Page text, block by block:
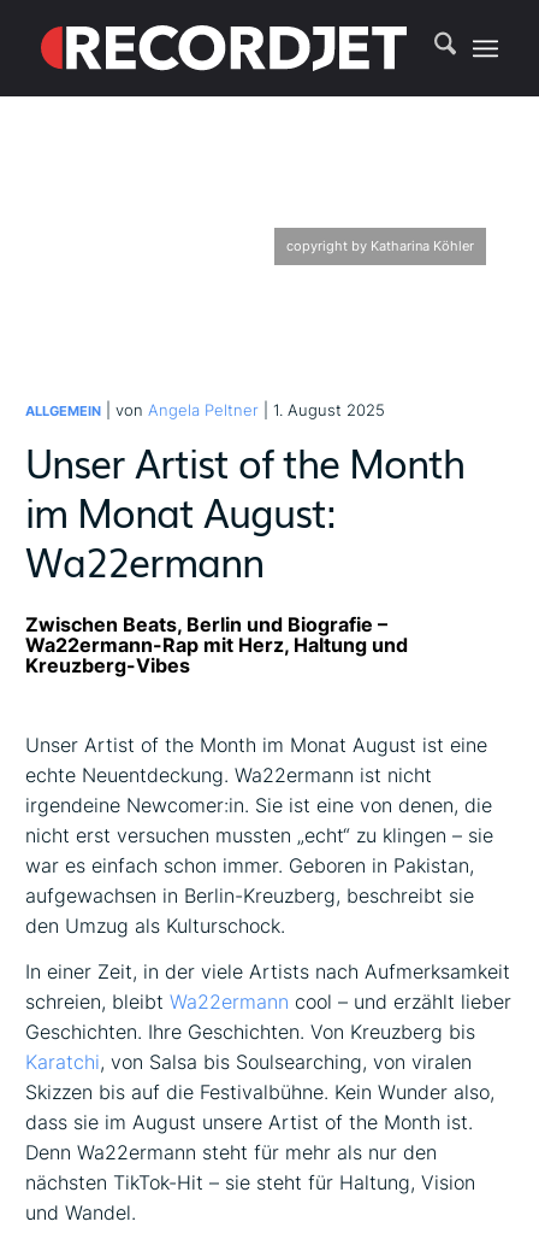
copyright by Katharina Köhler
ALLGEMEIN | von Angela Peltner | 1. August 2025
Unser Artist of the Month
im Monat August:
Wa22ermann
Zwischen Beats, Berlin und Biografie –
Wa22ermann-Rap mit Herz, Haltung und
Kreuzberg-Vibes
Unser Artist of the Month im Monat August ist eine
echte Neuentdeckung. Wa22ermann ist nicht
irgendeine Newcomer:in. Sie ist eine von denen, die
nicht erst versuchen mussten „echt“ zu klingen – sie
war es einfach schon immer. Geboren in Pakistan,
aufgewachsen in Berlin-Kreuzberg, beschreibt sie
den Umzug als Kulturschock.
In einer Zeit, in der viele Artists nach Aufmerksamkeit
schreien, bleibtWa22ermann cool – und erzählt lieber
Geschichten. Ihre Geschichten. Von Kreuzberg bis
Karatchi, von Salsa bis Soulsearching, von viralen
Skizzen bis auf die Festivalbühne. Kein Wunder also,
dass sie im August unsere Artist of the Month ist.
Denn Wa22ermann steht für mehr als nur den
nächsten TikTok-Hit – sie steht für Haltung, Vision
und Wandel.